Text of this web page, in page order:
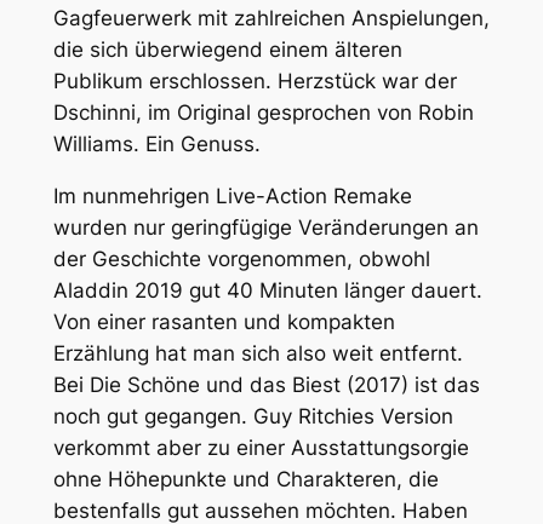
Gagfeuerwerk mit zahlreichen Anspielungen,
die sich überwiegend einem älteren
Publikum erschlossen. Herzstück war der
Dschinni, im Original gesprochen von Robin
Williams. Ein Genuss.
Im nunmehrigen Live-Action Remake
wurden nur geringfügige Veränderungen an
der Geschichte vorgenommen, obwohl
Aladdin 2019 gut 40 Minuten länger dauert.
Von einer rasanten und kompakten
Erzählung hat man sich also weit entfernt.
Bei Die Schöne und das Biest(2017) ist das
noch gut gegangen. Guy Ritchies Version
verkommt aber zu einer Ausstattungsorgie
ohne Höhepunkte und Charakteren, die
bestenfalls gut aussehen möchten. Haben